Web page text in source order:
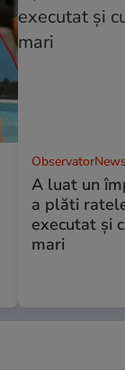
A luat un
a plăti
executat şi
mari